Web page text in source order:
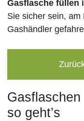
Gasflasche füllen
Sie sicher sein, am
Gashändler
so geht’s